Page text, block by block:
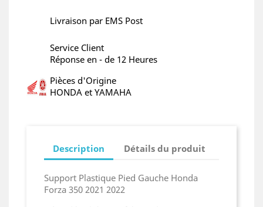
Livraison par EMS Post
Service Client
Réponse en - de 12 Heures
Pièces d'Origine
HONDA et YAMAHA
Description Détails du produit
Support Plastique Pied Gauche Honda
Forza 350 2021 2022